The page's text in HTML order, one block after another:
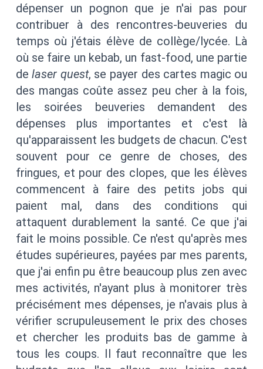
dépenser un pognon que je n'ai pas pour
contribuer à des rencontres-beuveries du
temps où j'étais élève de collège/lycée. Là
où se faire un kebab, un fast-food, une partie
delaser quest, se payer des cartes magic ou
des mangas coûte assez peu cher à la fois,
les soirées beuveries demandent des
dépenses plus importantes et c'est là
qu'apparaissent les budgets de chacun. C'est
souvent pour ce genre de choses, des
fringues, et pour des clopes, que les élèves
commencent à faire des petits jobs qui
paient mal, dans des conditions qui
attaquent durablement la santé. Ce que j'ai
fait le moins possible. Ce n'est qu'après mes
études supérieures, payées par mes parents,
que j'ai enfin pu être beaucoup plus zen avec
mes activités, n'ayant plus à monitorer très
précisément mes dépenses, je n'avais plus à
vérifier scrupuleusement le prix des choses
et chercher les produits bas de gamme à
tous les coups. Il faut reconnaître que les